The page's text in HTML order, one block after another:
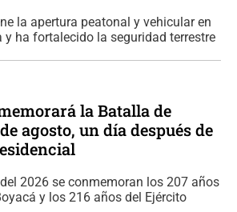
la apertura peatonal y vehicular en
y ha fortalecido la seguridad terrestre
la Batalla de
agosto, un día después de
2026 se conmemoran los 207 años
y los 216 años del Ejército